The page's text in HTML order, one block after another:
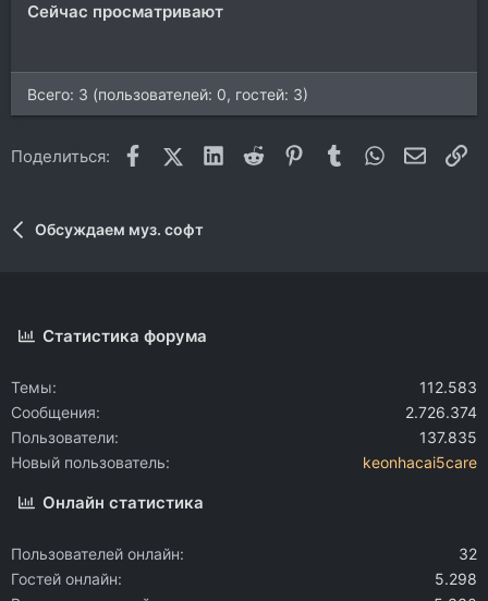
Сейчас просматривают
Всего: 3 (пользователей: 0, гостей: 3)
Поделиться: FacebookX (Twitter)
LinkedIn
Reddit Pinterest
Tumblr WhatsApp
Обсуждаем муз. софт
Статистика форума
Темы
112.583
Сообщения
2.726.374
Пользователи
137.835
Новый пользователь
keonhacai5care
Онлайн статистика
Пользователей онлайн
32
Гостей онлайн
5.298